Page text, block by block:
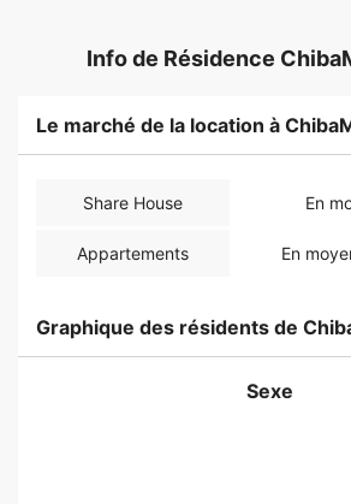
Info de Résidence
Le marché de la location à
Share House En
Appartements En
Graphique des résidents de
Sexe